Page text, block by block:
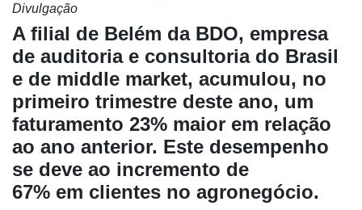
Cadastre-
se
Divulgação
A filial de Belém da BDO, empresa
de auditoria e consultoria do Brasil
e de middle market, acumulou, no
primeiro trimestre deste ano, um
faturamento 23% maior em relação
ao ano anterior. Este desempenho
se deve ao incremento de
67% em clientes no agronegócio.